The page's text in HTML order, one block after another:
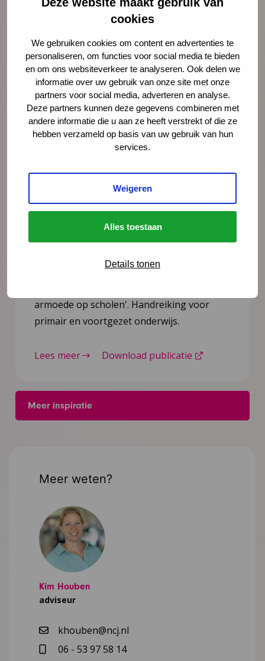
cookies
We gebruiken cookies om content en advertenties te
personaliseren, om functies voor social media te bieden
en om ons websiteverkeer te analyseren. Ook delen we
informatie over uw gebruik van onze site met onze
partners voor social media, adverteren en analyse.
Deze partners kunnen deze gegevens combineren met
andere informatie die u aan ze heeft verstrekt of die ze
hebben verzameld op basis van uw gebruik van hun
services.
Weigeren
Alles toestaan
Details tonen
Lees meer Download publicatie
Handreiking ‘Omgaan met armoede
armoede op scholen'. Handreiking voor
primair en voortgezet onderwijs.
Lees meer Download publicatie
Meer inspiratie
Meer weten?
Kim Houben
adviseur
khouben@ncj.nl
06 - 53 97 58 14